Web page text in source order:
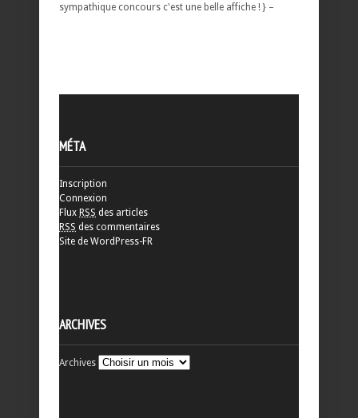
sympathique concours c'est une belle affiche ! } –
MÉTA
Inscription
Connexion
Flux RSS des articles
RSS des commentaires
Site de WordPress-FR
ARCHIVES
Archives